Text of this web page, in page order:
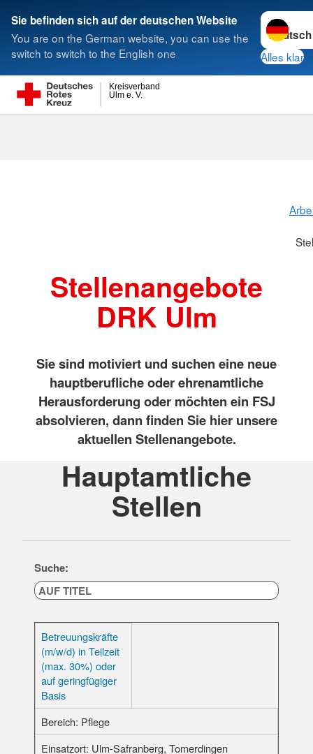
Sie befinden sich auf der deutschen Website
You are on the German website, you can use the
switch to switch to the English one
Sprache
Alles klar
Ulm e. V.
Kreisverband
Suche
Stellenangebote
DRK Ulm
Sie sind motiviert und suchen eine neue
hauptberufliche oder ehrenamtliche
Herausforderung oder möchten ein FSJ
absolvieren, dann finden Sie hier unsere
aktuellen Stellenangebote.
Hauptamtliche
Stellen
Suche:
Betreuungskräfte
(m/w/d) in Teilzeit
(max. 30%) oder
auf geringfügiger
Basis
Pflege
Ulm-Safranberg, Tomerdingen